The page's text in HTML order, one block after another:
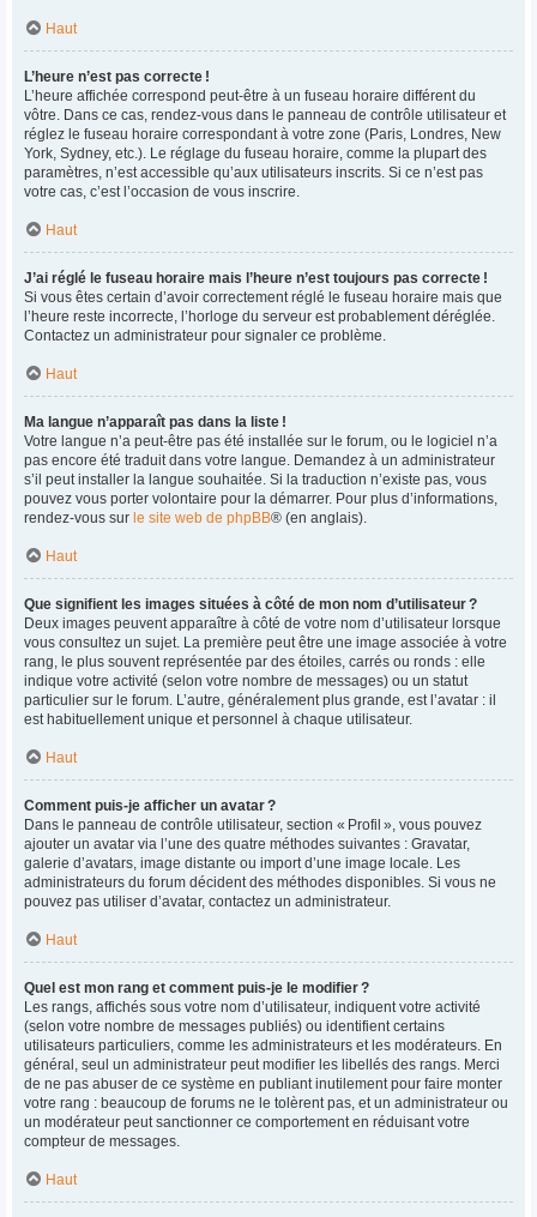
Haut
L’heure n’est pas correcte !
L’heure affichée correspond peut-être à un fuseau horaire différent du
vôtre. Dans ce cas, rendez-vous dans le panneau de contrôle utilisateur et
réglez le fuseau horaire correspondant à votre zone (Paris, Londres, New
York, Sydney, etc.). Le réglage du fuseau horaire, comme la plupart des
paramètres, n’est accessible qu’aux utilisateurs inscrits. Si ce n’est pas
votre cas, c’est l’occasion de vous inscrire.
Haut
J’ai réglé le fuseau horaire mais l’heure n’est toujours pas correcte !
Si vous êtes certain d’avoir correctement réglé le fuseau horaire mais que
l’heure reste incorrecte, l’horloge du serveur est probablement déréglée.
Contactez un administrateur pour signaler ce problème.
Haut
Ma langue n’apparaît pas dans la liste !
Votre langue n’a peut-être pas été installée sur le forum, ou le logiciel n’a
pas encore été traduit dans votre langue. Demandez à un administrateur
s’il peut installer la langue souhaitée. Si la traduction n’existe pas, vous
pouvez vous porter volontaire pour la démarrer. Pour plus d’informations,
rendez-vous sur le site web de phpBB® (en anglais).
Haut
Que signifient les images situées à côté de mon nom d’utilisateur ?
Deux images peuvent apparaître à côté de votre nom d’utilisateur lorsque
vous consultez un sujet. La première peut être une image associée à votre
rang, le plus souvent représentée par des étoiles, carrés ou ronds : elle
indique votre activité (selon votre nombre de messages) ou un statut
particulier sur le forum. L’autre, généralement plus grande, est l’avatar : il
est habituellement unique et personnel à chaque utilisateur.
Haut
Comment puis-je afficher un avatar ?
Dans le panneau de contrôle utilisateur, section « Profil », vous pouvez
ajouter un avatar via l’une des quatre méthodes suivantes : Gravatar,
galerie d’avatars, image distante ou import d’une image locale. Les
administrateurs du forum décident des méthodes disponibles. Si vous ne
pouvez pas utiliser d’avatar, contactez un administrateur.
Haut
Quel est mon rang et comment puis-je le modifier ?
Les rangs, affichés sous votre nom d’utilisateur, indiquent votre activité
(selon votre nombre de messages publiés) ou identifient certains
utilisateurs particuliers, comme les administrateurs et les modérateurs. En
général, seul un administrateur peut modifier les libellés des rangs. Merci
de ne pas abuser de ce système en publiant inutilement pour faire monter
votre rang : beaucoup de forums ne le tolèrent pas, et un administrateur ou
un modérateur peut sanctionner ce comportement en réduisant votre
compteur de messages.
Haut